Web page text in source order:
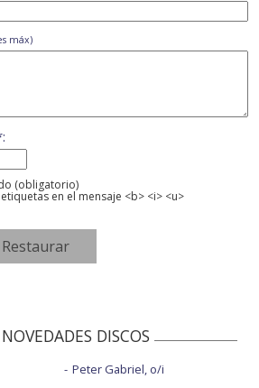
máx)
(obligatorio)
en el mensaje <b> <i> <u>
DISCOS
Peter Gabriel, o/i